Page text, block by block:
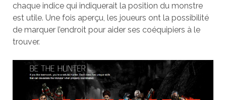
chaque indice qui indiquerait la position du monstre
est utile. Une fois aperçu, les joueurs ont la possibilité
de marquer l’endroit pour aider ses coéquipiers à le
trouver.